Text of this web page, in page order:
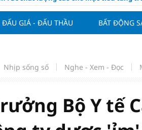
nào để Việt Nam hiện thực hóa mục
cứu tính tiền gửi Kho bạc vào nguồn
hôm nay 6/8: "Nhảy vọt" sau một đêm
của Hoàng Hên
đưa kim cương vào ngành nghề kinh
ĐẤU GIÁ - ĐẤU THẦU BẤT ĐỘNG
Nhịp sống số Nghe - Xem - Đọc
Bộ Y tế